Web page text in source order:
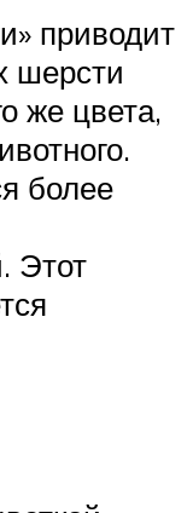
приводит
шерсти
же цвета,
более
Этот